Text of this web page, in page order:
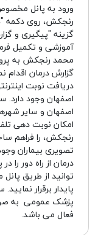
ورود به پانل
رنجکش، روی دکمه
گزینه "پیگیری و
آموزشی و تکمیل
محمد رنجکش به
گزارش درمان اقدام
دریافت نوبت
اصفهان وجود دارد.
اصفهان و سایر
امکان نوبت دهی
رنجکش، را فراهم
تصویری بیماران
درمان از راه دور را
توانید از طریق
پایدار برقرار
پزشک عمومی به
فعال می باشد.